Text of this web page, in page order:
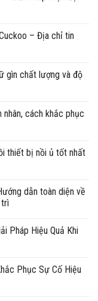
– Địa chỉ tin
gìn chất lượng và độ
cách khắc phục
thiết bị nồi ủ tốt nhất
dẫn toàn diện về
trì
Pháp Hiệu Quả Khi
Phục Sự Cố Hiệu